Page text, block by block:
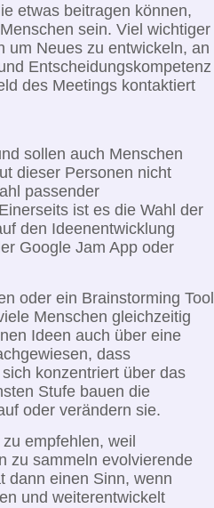
etwas beitragen können,
sein. Viel wichtiger
um Neues zu entwickeln, an
Entscheidungskompetenz
des Meetings kontaktiert
sollen auch Menschen
dieser Personen nicht
passender
ist es die Wahl der
den Ideenentwicklung
Google Jam App oder
oder ein Brainstorming Tool
Menschen gleichzeitig
Ideen auch über eine
dass
konzentriert über das
Stufe bauen die
oder verändern sie.
empfehlen, weil
zu sammeln evolvierende
dann einen Sinn, wenn
und weiterentwickelt